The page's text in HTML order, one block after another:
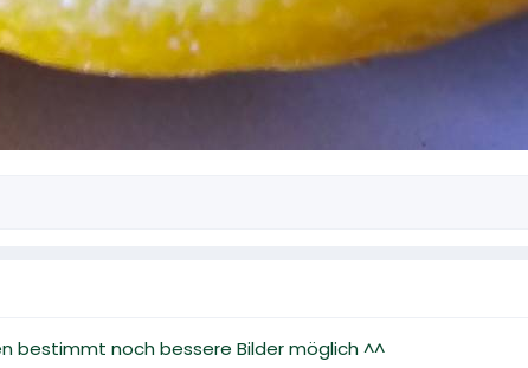
bestimmt noch bessere Bilder möglich ^^